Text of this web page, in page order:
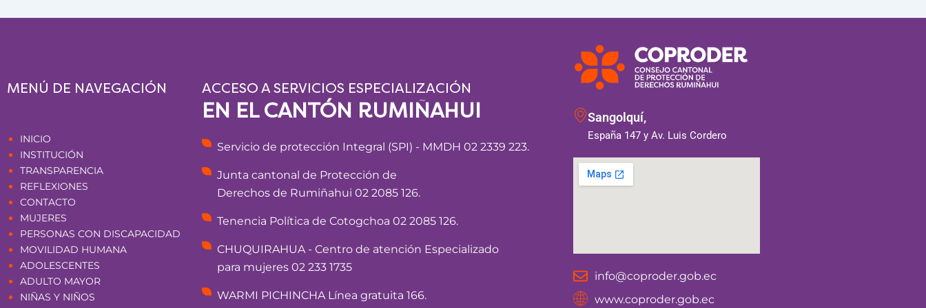
MENÚ DE NAVEGACIÓN
INICIO
INSTITUCIÓN
TRANSPARENCIA
REFLEXIONES
CONTACTO
MUJERES
PERSONAS CON DISCAPACIDAD
MOVILIDAD HUMANA
ADOLESCENTES
ADULTO MAYOR
NIÑAS Y NIÑOS
ACCESO A SERVICIOS ESPECIALIZACIÓN
EN EL CANTÓN RUMIÑAHUI
Servicio de protección Integral (SPI) - MMDH 02 2339 223.
Junta cantonal de Protección de
Derechos de Rumiñahui 02 2085 126.
Tenencia Política de Cotogchoa 02 2085 126.
CHUQUIRAHUA - Centro de atención Especializado
para mujeres 02 233 1735
WARMI PICHINCHA Línea gratuita 166.
Sangolquí,
España 147 y Av. Luis Cordero
info@coproder.gob.ec
www.coproder.gob.ec